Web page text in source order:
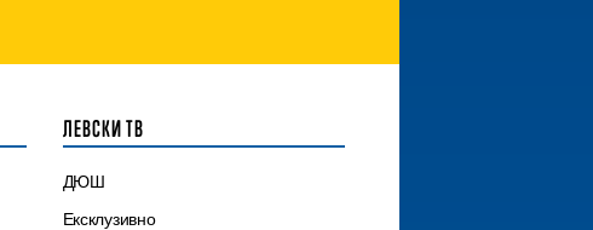
ЛЕВСКИ ТВ
ДЮШ
Ексклузивно